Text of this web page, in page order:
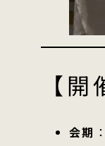
【開
会期